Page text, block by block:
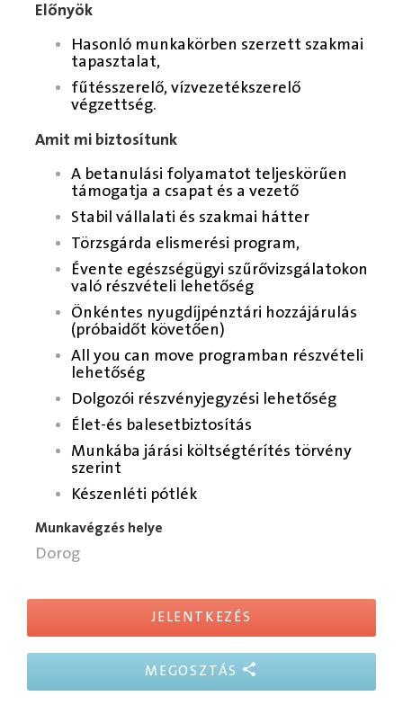
Előnyök
Hasonló munkakörben szerzett szakmai
tapasztalat,
fűtésszerelő, vízvezetékszerelő
végzettség.
Amit mi biztosítunk
A betanulási folyamatot teljeskörűen
támogatja a csapat és a vezető
Stabil vállalati és szakmai hátter
Törzsgárda elismerési program,
Évente egészségügyi szűrővizsgálatokon
való részvételi lehetőség
Önkéntes nyugdíjpénztári hozzájárulás
(próbaidőt követően)
All you can move programban részvételi
lehetőség
Dolgozói részvényjegyzési lehetőség
Élet-és balesetbiztosítás
Munkába járási költségtérítés törvény
szerint
Készenléti pótlék
Munkavégzés helye
Dorog
JELENTKEZÉS
MEGOSZTÁS